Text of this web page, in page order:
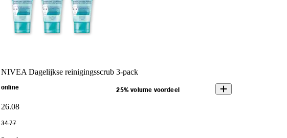
NIVEA Dagelijkse reinigingsscrub 3-pack
online 25% volume voordeel
26.08
34.77